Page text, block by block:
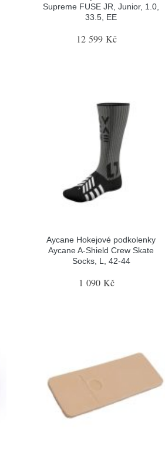
Supreme FUSE JR, Junior, 1.0,
33.5, EE
12 599 Kč
Aycane Hokejové podkolenky
Aycane A-Shield Crew Skate
Socks, L, 42-44
1 090 Kč